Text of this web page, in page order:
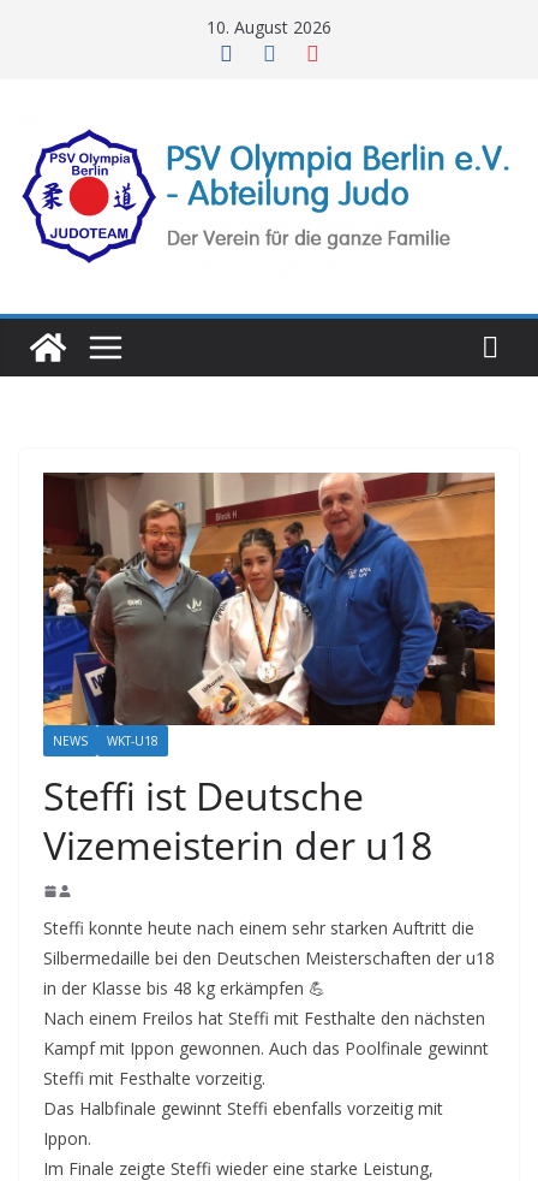
10. August 2026
NEWS WKT-U18
Steffi ist Deutsche
Vizemeisterin der u18
Steffi konnte heute nach einem sehr starken Auftritt die
Silbermedaille bei den Deutschen Meisterschaften der u18
in der Klasse bis 48 kg erkämpfen 💪
Nach einem Freilos hat Steffi mit Festhalte den nächsten
Kampf mit Ippon gewonnen. Auch das Poolfinale gewinnt
Steffi mit Festhalte vorzeitig.
Das Halbfinale gewinnt Steffi ebenfalls vorzeitig mit
Ippon.
Im Finale zeigte Steffi wieder eine starke Leistung,